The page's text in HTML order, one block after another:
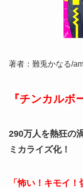
著者：難兎かなる/
『チンカルボ
290万人を熱狂の
ミカライズ化！
「怖い！キモイ！